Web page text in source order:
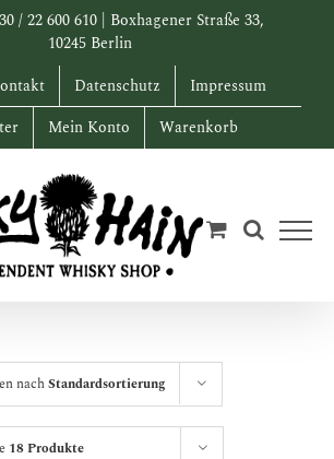
/ 22 600 610 | Boxhagener Straße 33,
10245 Berlin
Datenschutz
Impressum
Mein Konto Warenkorb
nachStandardsortierung
18 Produkte